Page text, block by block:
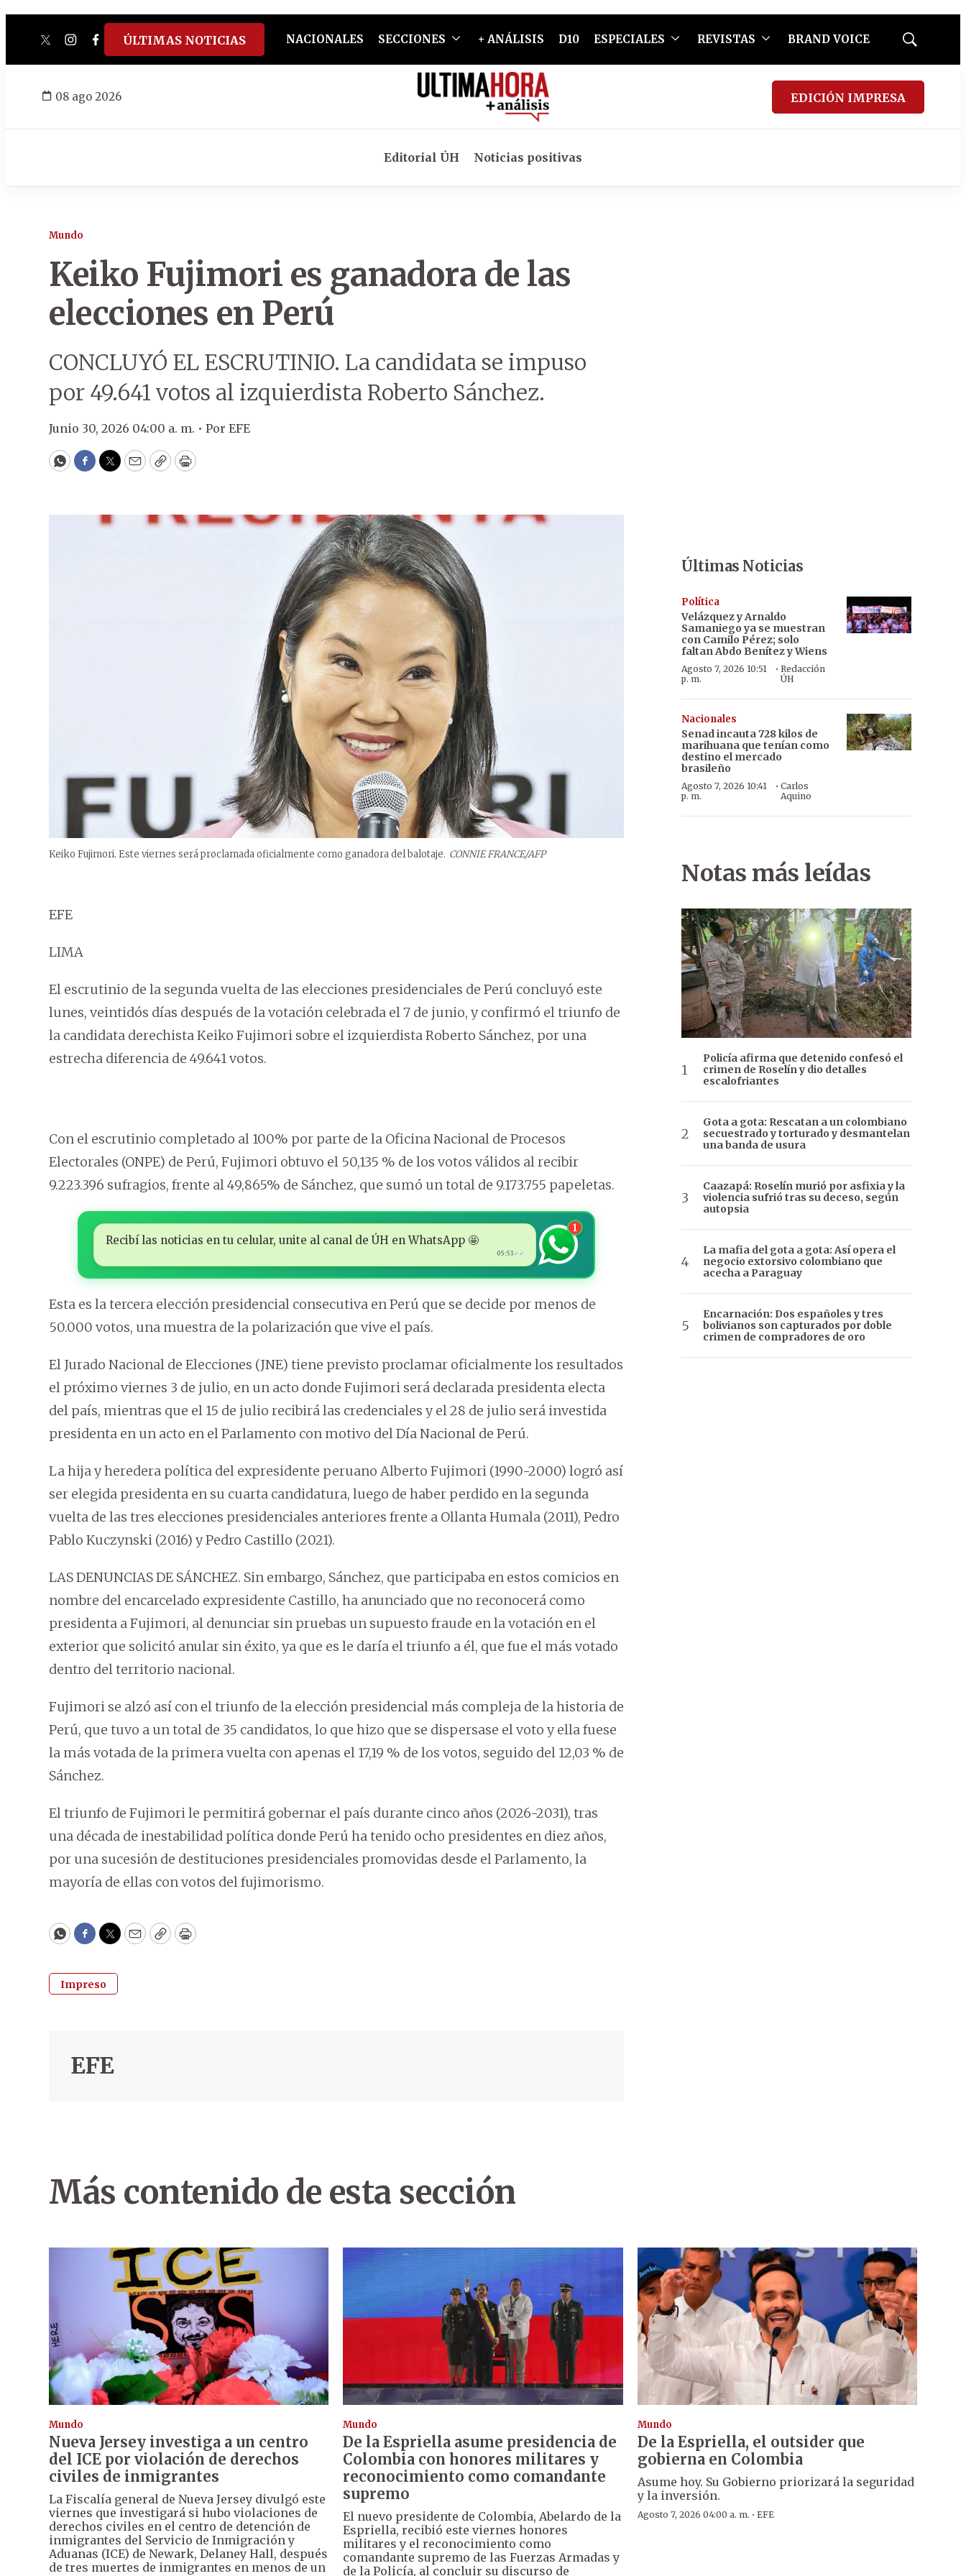
twitterinstagram
facebook
tiktokyoutube
spotify
ÚLTIMAS NOTICIAS NACIONALES SECCIONES + ANÁLISIS D10 ESPECIALES REVISTAS BRAND VOICE
Mostrar
08 ago 2026 EDICIÓN IMPRESA
Editorial ÚH Noticias positivas
Mundo
Keiko Fujimori es ganadora de las
elecciones en Perú
CONCLUYÓ EL ESCRUTINIO. La candidata se impuso
por 49.641 votos al izquierdista Roberto Sánchez.
Junio 30, 2026 04:00 a. m. • Por EFE
WhatsApp
Facebook
Twitter
EmailCopyPrint
Keiko Fujimori. Este viernes será proclamada oficialmente como ganadora del balotaje. CONNIE FRANCE/AFP
EFE
LIMA
El escrutinio de la segunda vuelta de las elecciones presidenciales de Perú concluyó este
lunes, veintidós días después de la votación celebrada el 7 de junio, y confirmó el triunfo de
la candidata derechista Keiko Fujimori sobre el izquierdista Roberto Sánchez, por una
estrecha diferencia de 49.641 votos.
Con el escrutinio completado al 100% por parte de la Oficina Nacional de Procesos
Electorales (ONPE) de Perú, Fujimori obtuvo el 50,135 % de los votos válidos al recibir
9.223.396 sufragios, frente al 49,865% de Sánchez, que sumó un total de 9.173.755 papeletas.
Recibí las noticias en tu celular, unite al canal de ÚH en WhatsApp 🤩
05:53 ✓✓
1
Esta es la tercera elección presidencial consecutiva en Perú que se decide por menos de
50.000 votos, una muestra de la polarización que vive el país.
El Jurado Nacional de Elecciones (JNE) tiene previsto proclamar oficialmente los resultados
el próximo viernes 3 de julio, en un acto donde Fujimori será declarada presidenta electa
del país, mientras que el 15 de julio recibirá las credenciales y el 28 de julio será investida
presidenta en un acto en el Parlamento con motivo del Día Nacional de Perú.
La hija y heredera política del expresidente peruano Alberto Fujimori (1990-2000) logró así
ser elegida presidenta en su cuarta candidatura, luego de haber perdido en la segunda
vuelta de las tres elecciones presidenciales anteriores frente a Ollanta Humala (2011), Pedro
Pablo Kuczynski (2016) y Pedro Castillo (2021).
LAS DENUNCIAS DE SÁNCHEZ. Sin embargo, Sánchez, que participaba en estos comicios en
nombre del encarcelado expresidente Castillo, ha anunciado que no reconocerá como
presidenta a Fujimori, al denunciar sin pruebas un supuesto fraude en la votación en el
exterior que solicitó anular sin éxito, ya que es le daría el triunfo a él, que fue el más votado
dentro del territorio nacional.
Fujimori se alzó así con el triunfo de la elección presidencial más compleja de la historia de
Perú, que tuvo a un total de 35 candidatos, lo que hizo que se dispersase el voto y ella fuese
la más votada de la primera vuelta con apenas el 17,19 % de los votos, seguido del 12,03 % de
Sánchez.
El triunfo de Fujimori le permitirá gobernar el país durante cinco años (2026-2031), tras
una década de inestabilidad política donde Perú ha tenido ocho presidentes en diez años,
por una sucesión de destituciones presidenciales promovidas desde el Parlamento, la
mayoría de ellas con votos del fujimorismo.
WhatsApp
Facebook
Twitter
EmailCopyPrint
Impreso
EFE
Últimas Noticias
Política
Velázquez y Arnaldo
Samaniego ya se muestran
con Camilo Pérez; solo
faltan Abdo Benítez y Wiens
Agosto 7, 2026 10:51
p. m.
·Redacción
ÚH
Nacionales
Senad incauta 728 kilos de
marihuana que tenían como
destino el mercado
brasileño
Agosto 7, 2026 10:41
p. m.
· Carlos
Aquino
Notas más leídas
Policía afirma que detenido confesó el
crimen de Roselín y dio detalles
escalofriantes
Gota a gota: Rescatan a un colombiano
secuestrado y torturado y desmantelan
una banda de usura
Caazapá: Roselín murió por asfixia y la
violencia sufrió tras su deceso, según
autopsia
La mafia del gota a gota: Así opera el
negocio extorsivo colombiano que
acecha a Paraguay
Encarnación: Dos españoles y tres
bolivianos son capturados por doble
crimen de compradores de oro
Más contenido de esta sección
Mundo
Nueva Jersey investiga a un centro
del ICE por violación de derechos
civiles de inmigrantes
La Fiscalía general de Nueva Jersey divulgó este
viernes que investigará si hubo violaciones de
derechos civiles en el centro de detención de
inmigrantes del Servicio de Inmigración y
Aduanas (ICE) de Newark, Delaney Hall, después
de tres muertes de inmigrantes en menos de un
Mundo
De la Espriella asume presidencia de
Colombia con honores militares y
reconocimiento como comandante
supremo
El nuevo presidente de Colombia, Abelardo de la
Espriella, recibió este viernes honores
militares y el reconocimiento como
comandante supremo de las Fuerzas Armadas y
de la Policía, al concluir su discurso de
Mundo
De la Espriella, el outsider que
gobierna en Colombia
Asume hoy. Su Gobierno priorizará la seguridad
y la inversión.
Agosto 7, 2026 04:00 a. m. · EFE